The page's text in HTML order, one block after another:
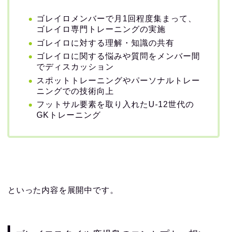
ゴレイロメンバーで月1回程度集まって、
ゴレイロ専門トレーニングの実施
ゴレイロに対する理解・知識の共有
ゴレイロに関する悩みや質問をメンバー間
でディスカッション
スポットトレーニングやパーソナルトレー
ニングでの技術向上
フットサル要素を取り入れたU-12世代の
GKトレーニング
といった内容を展開中です。